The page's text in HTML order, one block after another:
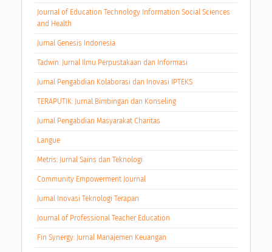
Journal of Education Technology Information Social Sciences
and Health
Jurnal Genesis Indonesia
Tadwin: Jurnal Ilmu Perpustakaan dan Informasi
Jurnal Pengabdian Kolaborasi dan Inovasi IPTEKS
TERAPUTIK: Jurnal Bimbingan dan Konseling
Jurnal Pengabdian Masyarakat Charitas
Langue
Metris: Jurnal Sains dan Teknologi
Community Empowerment Journal
Jurnal Inovasi Teknologi Terapan
Journal of Professional Teacher Education
Fin Synergy: Jurnal Manajemen Keuangan